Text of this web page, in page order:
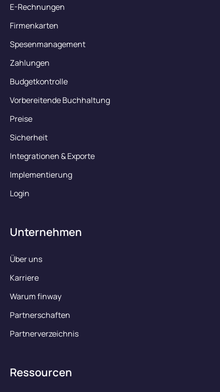
E-Rechnungen
Firmenkarten
Spesenmanagement
Zahlungen
Budgetkontrolle
Vorbereitende Buchhaltung
Preise
Sicherheit
Integrationen & Exporte
Implementierung
Login
Unternehmen
Über uns
Karriere
Warum finway
Partnerschaften
Partnerverzeichnis
Ressourcen